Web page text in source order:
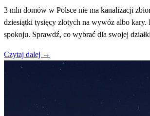
3 mln domów w Polsce nie ma kanalizacji
dziesiątki tysięcy złotych na wywóz albo kary.
spokoju. Sprawdź, co wybrać dla swojej
Czytaj dalej →